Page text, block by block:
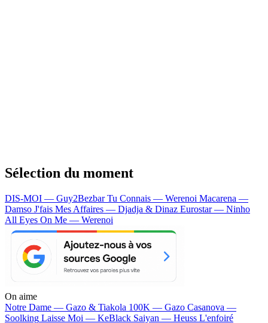
Sélection du moment
DIS-MOI — Guy2BezbarTu Connais — Werenoi Macarena —
Damso J'fais Mes Affaires — Djadja & Dinaz Eurostar — Ninho
All Eyes On Me — Werenoi
On aime
Notre Dame — Gazo & Tiakola 100K — Gazo Casanova —
Soolking Laisse Moi — KeBlack Saiyan — Heuss L'enfoiré